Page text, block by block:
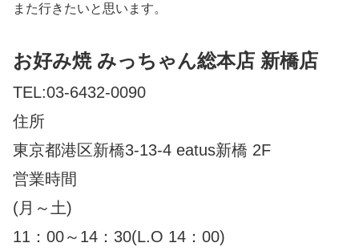
また行きたいと思います。
お好み焼 みっちゃん総本店 新橋店
TEL:03-6432-0090
住所
東京都港区新橋3-13-4 eatus新橋 2F
営業時間
(月～土)
11：00～14：30(L.O 14：00)